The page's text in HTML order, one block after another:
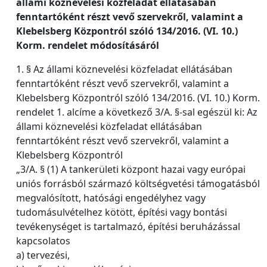
fenntartóként részt vevő szervekről, valamint a
Klebelsberg Központról szóló 134/2016. (VI. 10.)
Korm. rendelet módosításáról
1. § Az állami köznevelési közfeladat ellátásában
fenntartóként részt vevő szervekről, valamint a
Klebelsberg Központról szóló 134/2016. (VI. 10.) Korm.
rendelet 1. alcíme a következő 3/A. §-sal egészül ki: Az
állami köznevelési közfeladat ellátásában
fenntartóként részt vevő szervekről, valamint a
Klebelsberg Központról
„3/A. § (1) A tankerületi központ hazai vagy európai
uniós forrásból származó költségvetési támogatásból
megvalósított, hatósági engedélyhez vagy
tudomásulvételhez kötött, építési vagy bontási
tevékenységet is tartalmazó, építési beruházással
kapcsolatos
a) tervezési,